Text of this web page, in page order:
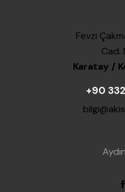
Fevzi
Cad.
Karatay /
+90